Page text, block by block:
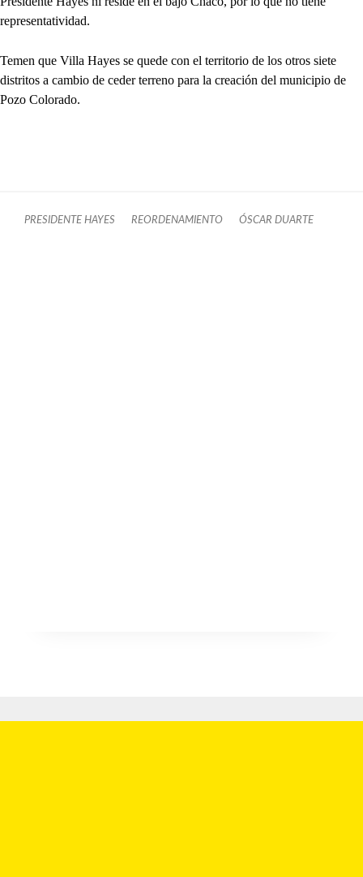
representatividad.
Temen que Villa Hayes se quede con el territorio de los otros siete
distritos a cambio de ceder terreno para la creación del municipio de
Pozo Colorado.
PRESIDENTE HAYES REORDENAMIENTO ÓSCAR DUARTE